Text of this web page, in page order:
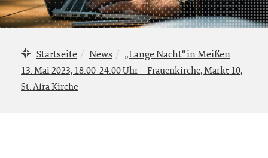
g
l
Startseite News „Lange Nacht“ in Meißen
13. Mai 2023, 18.00-24.00 Uhr – Frauenkirche, Markt 10,
St. Afra Kirche